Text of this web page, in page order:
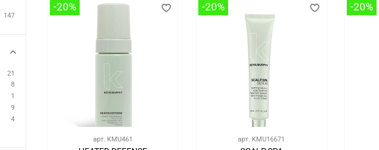
-20%
арт. KMU461
-20%
арт. KMU16671
-20%
147
21
8
1
9
4